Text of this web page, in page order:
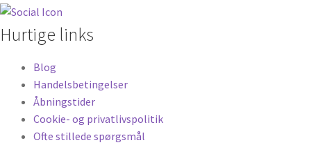
Hurtige links
Blog
Handelsbetingelser
Åbningstider
Cookie- og privatlivspolitik
Ofte stillede spørgsmål